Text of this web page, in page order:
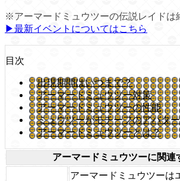
※アーマードミュウツーの伝説レイドは
▶︎最新イベントについてはこちら
目次
出現期間はいつまで？
アーマードミュウツー対策
アーマードミュウツーの性能
ミュウツーがモチーフのアバタ
アーマードミュウツーとは？
アーマードミュウツーに関連
アーマードミュウツーは